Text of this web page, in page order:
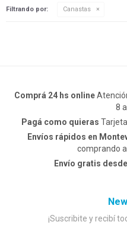
Filtrando por: Canastas
Comprá 24 hs online
8
Pagá como quieras
Envíos rápidos en
comprando
Envío gratis
¡Suscribite y recibí